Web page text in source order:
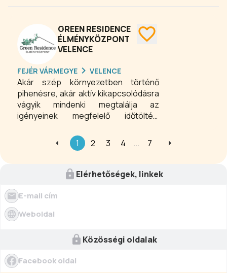
településén, Telkiben. A szálloda
köszönhetően kiváló helyszínt biztosít
a teljes kikapcsolódásra, vendégeink
nyugodt környezetben pihenhetik ki a
munka, vagy az edzés fáradalmait.
GREEN RESIDENCE
ÉLMÉNYKÖZPONT
VELENCE
FEJÉR VÁRMEGYE VELENCE
Akár szép környezetben történő
pihenésre, akár aktív kikapcsolódásra
vágyik mindenki megtalálja az
igényeinek megfelelő időtöltési
apartman áll rendelkezésre, a házban
működő Élményközpont számos
tagjának. Jóga órák, masszázs,
bábszínház, workshop-ok stb.
1 2 3 4 ... 7
Elérhetőségek, linkek
E-mail cím
Weboldal
Közösségi oldalak
Facebook oldal